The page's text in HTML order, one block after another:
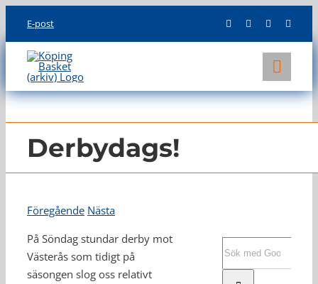
content
E-post
KLUBBEN
LAG
INFO
Derbydags!
Föregående Nästa
På Söndag stundar derby mot
Västerås som tidigt på
säsongen slog oss relativt